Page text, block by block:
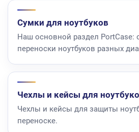
Сумки для ноутбуков
Наш основной раздел PortCase:
переноски ноутбуков разных
Чехлы и кейсы для
Чехлы и кейсы для защиты
переноске.